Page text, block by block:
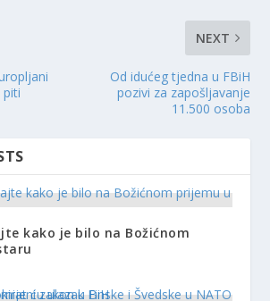
piti
NEXT
Od idućeg tjedna u FBiH
pozivi za zapošljavanje
11.500 osoba
kako je bilo na Božićnom